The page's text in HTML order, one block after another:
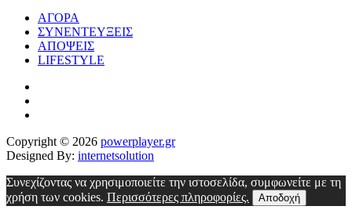
ΑΓΟΡΑ
ΣΥΝΕΝΤΕΥΞΕΙΣ
ΑΠΟΨΕΙΣ
LIFESTYLE
Copyright © 2026 powerplayer.gr
Designed By: internetsolution
Συνεχίζοντας να χρησιμοποιείτε την ιστοσελίδα, συμφωνείτε με τη
χρήση των cookies. Περισσότερες πληροφορίες. Αποδοχή